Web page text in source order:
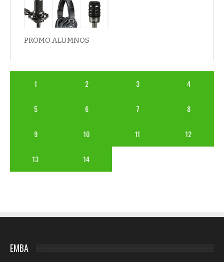
PROMO ALUMNOS
1 2 3 4
5 6 7 8
9 10 11 12
13 14
EMBA